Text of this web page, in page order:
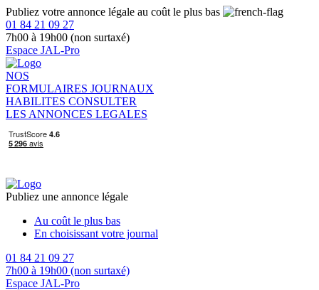
Publiez votre annonce légale au coût le plus bas
01 84 21 09 27
7h00 à 19h00 (non surtaxé)
Espace JAL-Pro
NOS
FORMULAIRES JOURNAUX
HABILITES CONSULTER
LES ANNONCES LEGALES
Publiez une annonce légale
Au coût le plus bas
En choisissant votre journal
01 84 21 09 27
7h00 à 19h00 (non surtaxé)
Espace JAL-Pro